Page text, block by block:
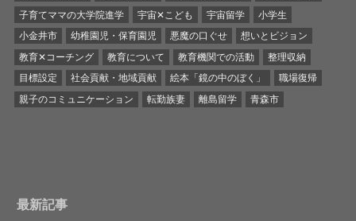
子育てママの大学院進学
宇宙✕こども 宇宙留学
小学生
小金井市
幼稚園児・保育園児 悪魔の口ぐせ
想いとビジョン
教育✕コーチング
教育について 教育機関での活動
整理収納
目標設定
社会貢献・地域貢献 絵本「鏡の中のぼく」
職場復帰
親子のコミュニケーション
転勤族妻 離島留学 青森市
最新記事